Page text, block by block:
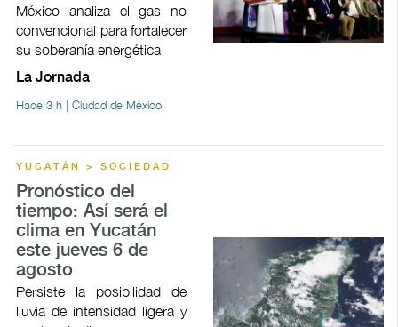
México analiza el gas no
convencional para fortalecer
su soberanía energética
La Jornada
Hace 3 h | Ciudad de México
YUCATÁN > SOCIEDAD
Pronóstico del
tiempo: Así será el
clima en Yucatán
este jueves 6 de
agosto
Persiste la posibilidad de
lluvia de intensidad ligera y